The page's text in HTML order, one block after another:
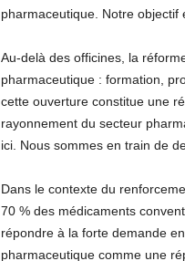
pharmaceutique. Notre
Au-delà des officines, la
pharmaceutique : formation,
cette ouverture constitue une
rayonnement du secteur
ici. Nous sommes en train de
Dans le contexte du
70 % des médicaments
répondre à la forte demande
pharmaceutique comme une